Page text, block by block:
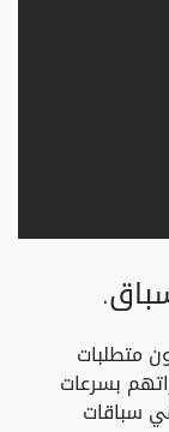
متطلبات
بسرعات
سباقات